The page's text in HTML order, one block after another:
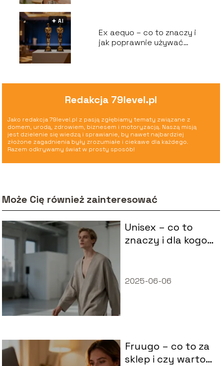
🟅 AI
Ex aequo – co to znaczy i
jak poprawnie używać
Redakcja 79level.pl
Jako redakcja 79level.pl z pasją zgłębiamy tematy związane z
domem, urodą, zdrowiem, biznesem i motoryzacją. Naszą misją
jest dzielenie się wiedzą i sprawianie, by nawet najbardziej
złożone zagadnienia były zrozumiałe i ciekawe dla każdego.
Razem odkrywamy świat w prosty sposób!
Może Cię również zainteresować
Unisex – co to
znaczy i dla kogo
2025-06-06
Fruugo – co to za
sklep i czy warto